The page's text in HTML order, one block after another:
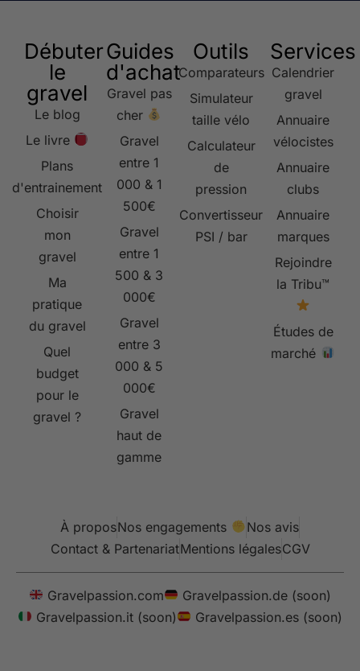
Débuter
le
gravel
Le blog
Le livre
Plans
d'entrainement
Choisir
mon
gravel
Ma
pratique
du gravel
Quel
budget
pour le
gravel ?
Guides
d'achat
Gravel pas
cher
Gravel
entre 1
000 & 1
500€
Gravel
entre 1
500 & 3
000€
Gravel
entre 3
000 & 5
000€
Gravel
haut de
gamme
Outils
Comparateurs
Simulateur
taille vélo
Calculateur
de
pression
Convertisseur
PSI / bar
Services
Calendrier
gravel
Annuaire
vélocistes
Annuaire
clubs
Annuaire
marques
Rejoindre
la Tribu™
Études de
marché
À proposNos engagements
Nos avis
Contact & PartenariatMentions légalesCGV
Gravelpassion.com
Gravelpassion.de (soon)
Gravelpassion.it (soon)
Gravelpassion.es (soon)